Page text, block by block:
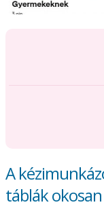
A
táblák okosan